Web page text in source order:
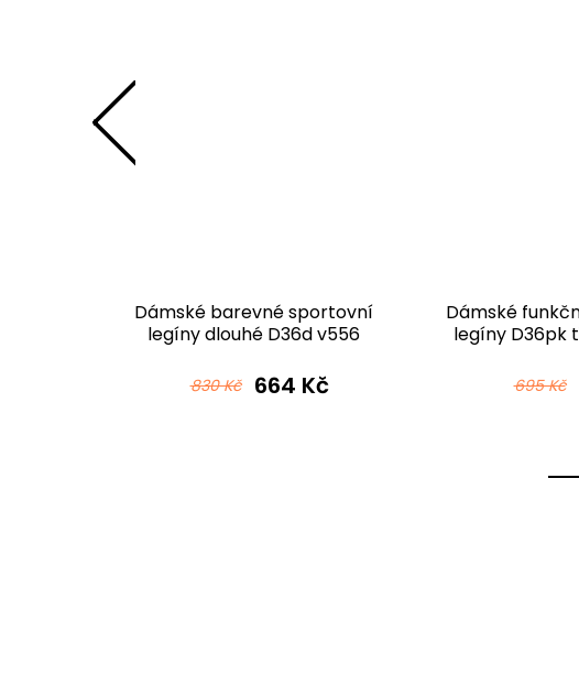
Dámské barevné sportovní
legíny dlouhé D36d v556
830 Kč 664 Kč
Dámské
legíny D36pk
695 Kč